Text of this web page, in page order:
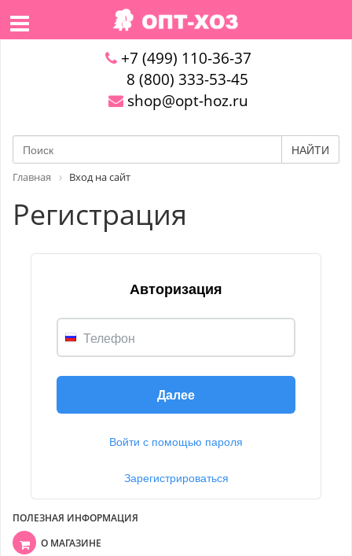
+7 (499) 110-36-37
8 (800) 333-53-45
shop@opt-hoz.ru
НАЙТИ
Главная Вход на сайт
Регистрация
Авторизация
Телефон
Далее
Войти с помощью пароля
Зарегистрироваться
ПОЛЕЗНАЯ ИНФОРМАЦИЯ
О МАГАЗИНЕ